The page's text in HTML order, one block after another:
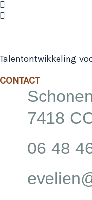
Talentontwikkeling
CONTACT
7418
06 48